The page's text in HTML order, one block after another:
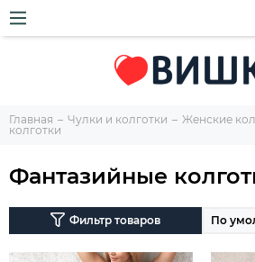
Главная Чулки и колготки Женские
колготки
Фантазийные
Фильтр товаров